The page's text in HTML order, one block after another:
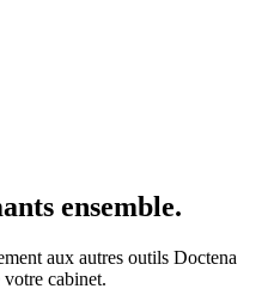
ensemble.
aux autres outils Doctena
cabinet.